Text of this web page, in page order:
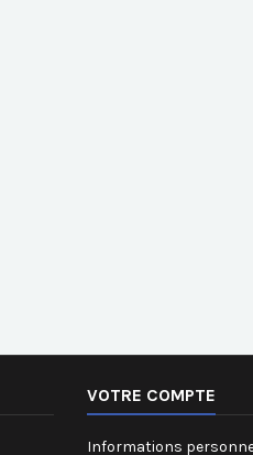
VOTRE COMPTE
Informations